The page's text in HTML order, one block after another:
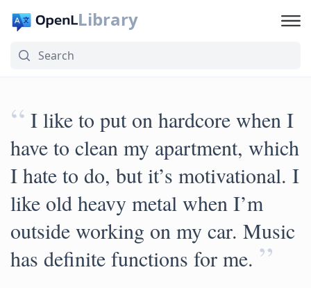
Library
“ I like to put on hardcore when I
have to clean my apartment, which
I hate to do, but it’s motivational. I
like old heavy metal when I’m
outside working on my car. Music
has definite functions for me. ”